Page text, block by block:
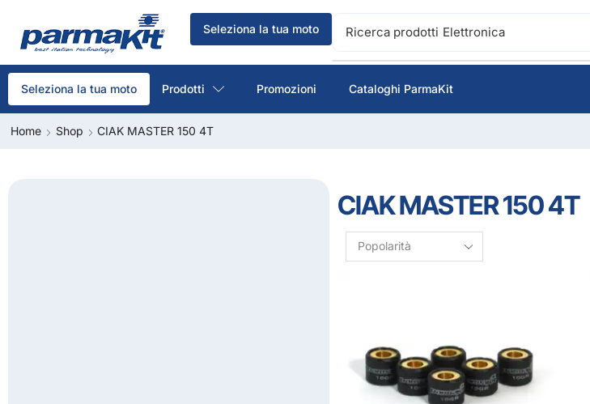
Seleziona la tua moto Ricerca prodotti Elettronica
Seleziona la tua moto Prodotti Promozioni Cataloghi ParmaKit
Home Shop CIAK MASTER 150 4T
CIAK MASTER 150 4T